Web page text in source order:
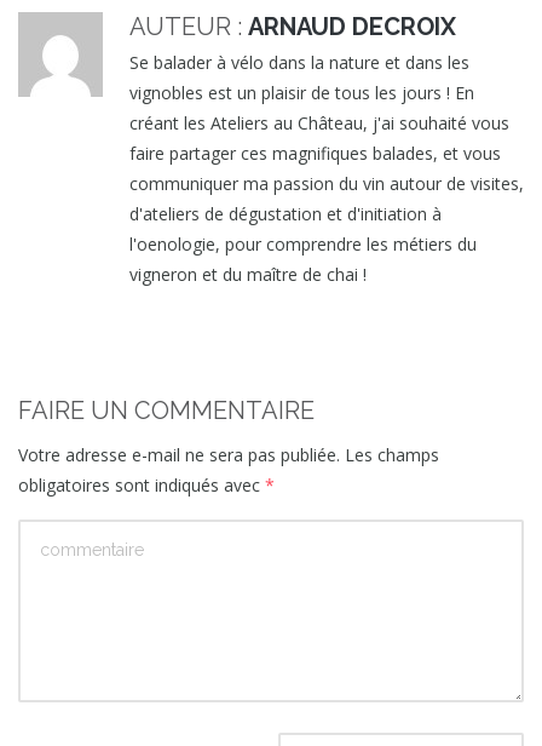
AUTEUR : ARNAUD DECROIX
Se balader à vélo dans la nature et dans les
vignobles est un plaisir de tous les jours ! En
créant les Ateliers au Château, j'ai souhaité vous
faire partager ces magnifiques balades, et vous
communiquer ma passion du vin autour de visites,
d'ateliers de dégustation et d'initiation à
l'oenologie, pour comprendre les métiers du
vigneron et du maître de chai !
FAIRE UN COMMENTAIRE
Votre adresse e-mail ne sera pas publiée. Les champs
obligatoires sont indiqués avec *